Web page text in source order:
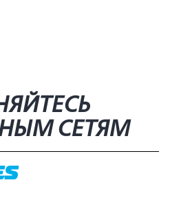
СЕТЯМ